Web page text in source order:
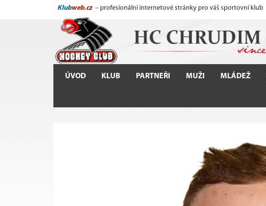
Klubweb.cz – profesionální internetové stránky pro váš sportovní klub
ÚVOD KLUB PARTNEŘI MUŽI MLÁDEŽ